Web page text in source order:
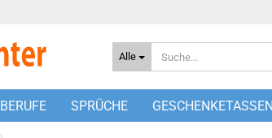
Alle
BERUFE SPRÜCHE GESCHENKETASSEN